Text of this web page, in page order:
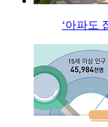
‘아파도